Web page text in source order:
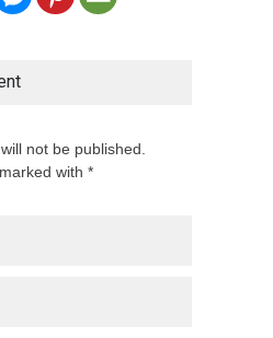
not be published.
with *